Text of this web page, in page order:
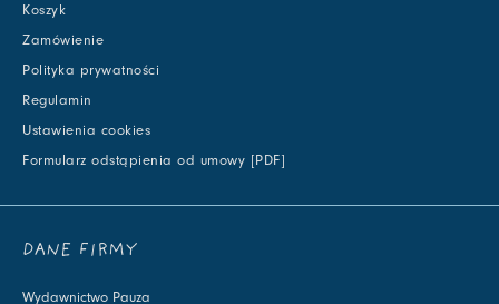
Koszyk
Zamówienie
Polityka prywatności
Regulamin
Ustawienia cookies
Formularz odstąpienia od umowy [PDF]
DANE FIRMY
Wydawnictwo Pauza